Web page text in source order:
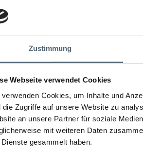
Zustimmung
Webseite verwendet Cookies
verwenden Cookies, um Inhalte und
die Zugriffe auf unsere Website zu
an unsere Partner für soziale
mit weiteren Daten
gesammelt haben.
für kleinere Nennweiten besser geeignet
ist selbstreinigend, da sich Glaszylinder separat
ausgerüstet, wodurch jeder gewünschte
Länge 120mm,
Schwenken 340°, Fokussierung
625 Linien